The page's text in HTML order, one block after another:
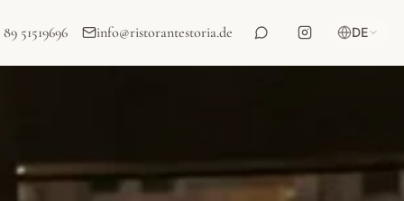
89 51519696 info@ristorantestoria.de DE